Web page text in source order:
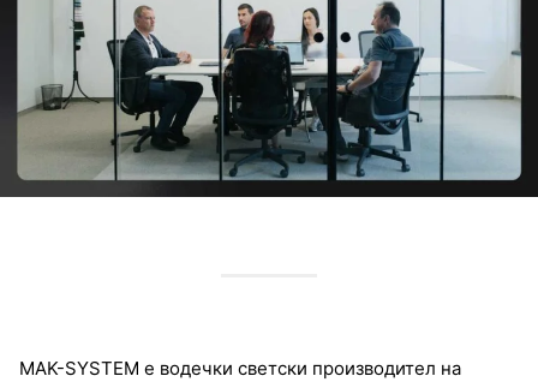
MAK-SYSTEM е водечки светски производител на